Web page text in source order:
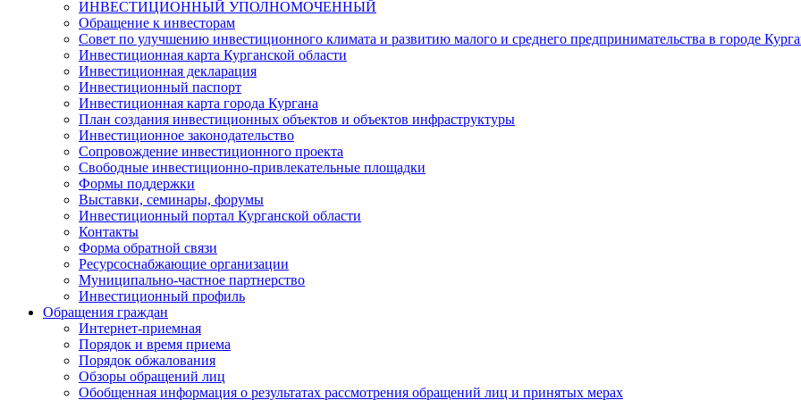
ИНВЕСТИЦИОННЫЙ УПОЛНОМОЧЕННЫЙ
Обращение к инвесторам
Совет по улучшению инвестиционного климата и развитию малого и среднего предпринимательства в городе
Инвестиционная карта Курганской области
Инвестиционная декларация
Инвестиционный паспорт
Инвестиционная карта города Кургана
План создания инвестиционных объектов и объектов инфраструктуры
Инвестиционное законодательство
Сопровождение инвестиционного проекта
Свободные инвестиционно-привлекательные площадки
Формы поддержки
Выставки, семинары, форумы
Инвестиционный портал Курганской области
Контакты
Форма обратной связи
Ресурсоснабжающие организации
Муниципально-частное партнерство
Инвестиционный профиль
Обращения граждан
Интернет-приемная
Порядок и время приема
Порядок обжалования
Обзоры обращений лиц
Обобщенная информация о результатах рассмотрения обращений лиц и принятых мерах